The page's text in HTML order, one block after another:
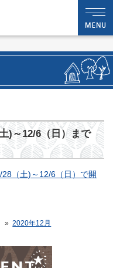
夢を現実にする工務店のsora
住宅・新築戸建てなら工務店の
)～12/6（日）まで
28（土)～12/6（日）で開
» 2020年12月